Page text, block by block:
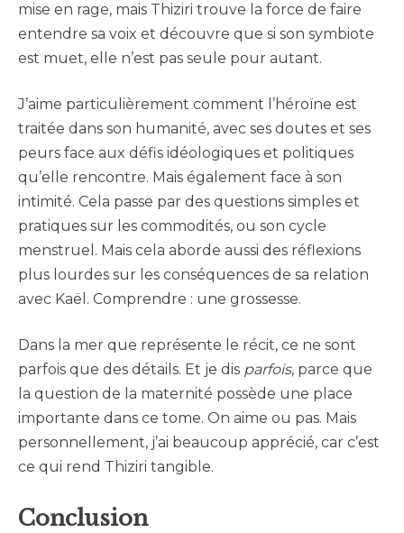
mise en rage, mais Thiziri trouve la force de faire
entendre sa voix et découvre que si son symbiote
est muet, elle n’est pas seule pour autant.
J’aime particulièrement comment l’héroïne est
traitée dans son humanité, avec ses doutes et ses
peurs face aux défis idéologiques et politiques
qu’elle rencontre. Mais également face à son
intimité. Cela passe par des questions simples et
pratiques sur les commodités, ou son cycle
menstruel. Mais cela aborde aussi des réflexions
plus lourdes sur les conséquences de sa relation
avec Kaël. Comprendre : une grossesse.
Dans la mer que représente le récit, ce ne sont
parfois que des détails. Et je dis parfois, parce que
la question de la maternité possède une place
importante dans ce tome. On aime ou pas. Mais
personnellement, j’ai beaucoup apprécié, car c’est
ce qui rend Thiziri tangible.
Conclusion